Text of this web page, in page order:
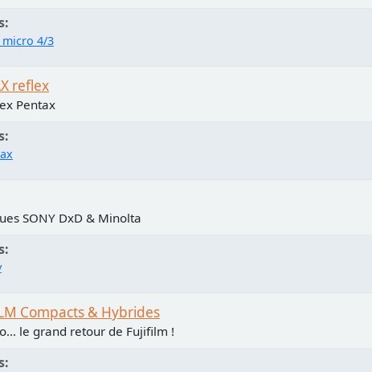
micro 4/3
reflex
Pentax
SONY DxD & Minolta
Compacts & Hybrides
le grand retour de Fujifilm !